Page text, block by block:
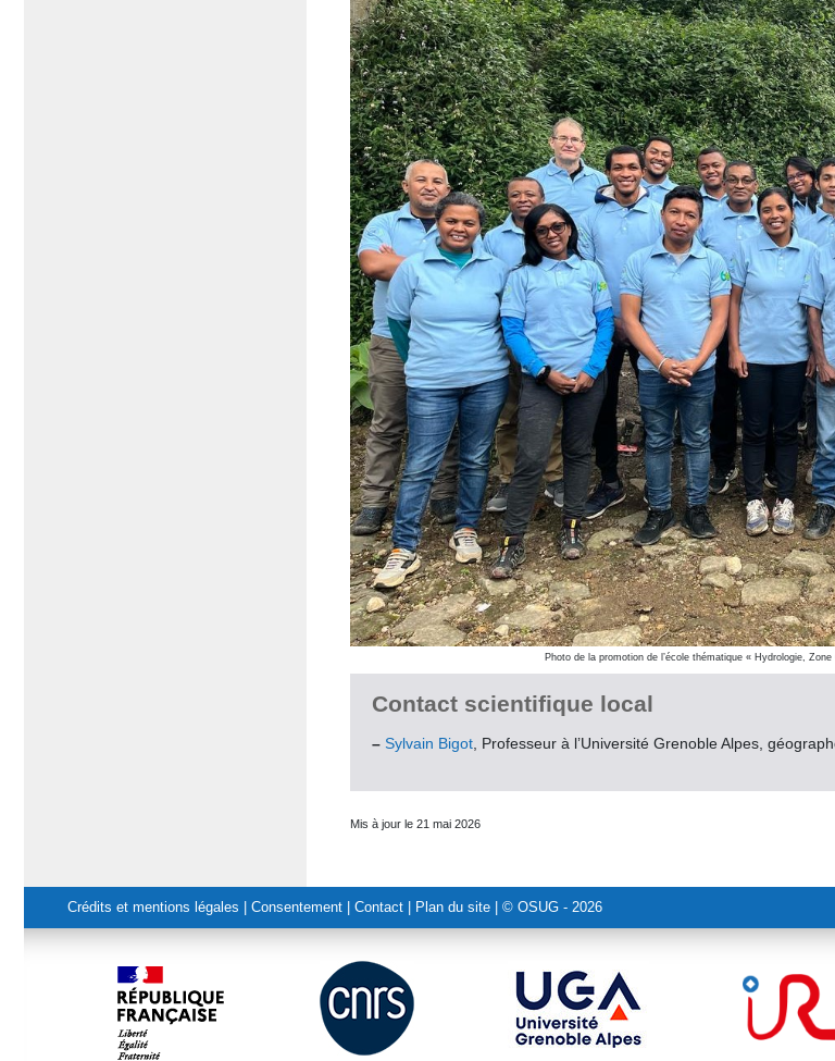
Photo de la promotion de l’école thématique « Hydrologie,
Contact scientifique local
– Sylvain Bigot , Professeur à l’Université Grenoble Alpes,
Mis à jour le 21 mai 2026
Crédits et mentions légales Consentement Contact Plan du site | © OSUG - 2026